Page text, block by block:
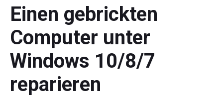
Einen gebrickten
Computer unter
Windows 10/8/7
reparieren